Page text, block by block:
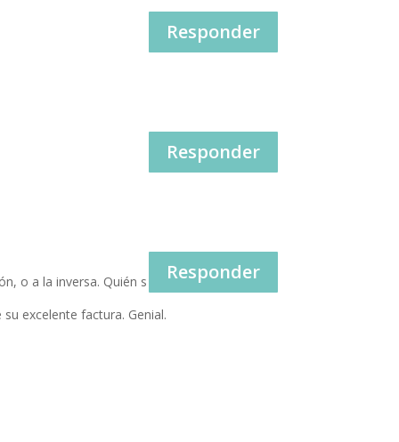
Responder
Responder
o a la inversa. Quién sabe.
excelente factura. Genial.
Responder